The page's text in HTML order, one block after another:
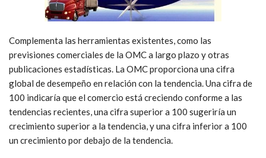
Complementa las herramientas existentes, como las
previsiones comerciales de la OMC a largo plazo y otras
publicaciones estadísticas. La OMC proporciona una cifra
global de desempeño en relación con la tendencia. Una cifra de
100 indicaría que el comercio está creciendo conforme a las
tendencias recientes, una cifra superior a 100 sugeriría un
crecimiento superior a la tendencia, y una cifra inferior a 100
un crecimiento por debajo de la tendencia.